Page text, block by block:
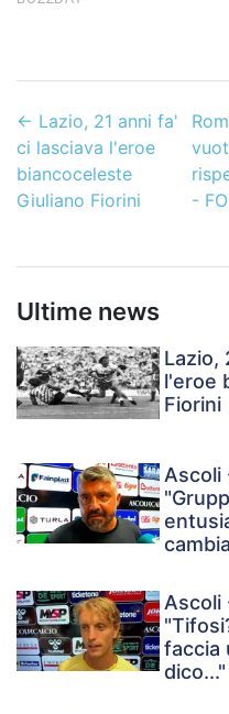
← Lazio, 21 anni fa'
ci lasciava l'eroe
biancoceleste
Giuliano Fiorini
-
Ultime news
Lazio,
l'eroe
Fiorini
Ascoli
Ascoli
faccia